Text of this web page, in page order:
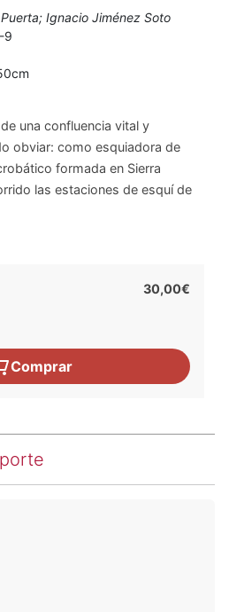
Ignacio Jiménez Soto
9
una confluencia vital y
obviar: como esquiadora de
formada en Sierra
las estaciones de esquí de
30,00€
Comprar